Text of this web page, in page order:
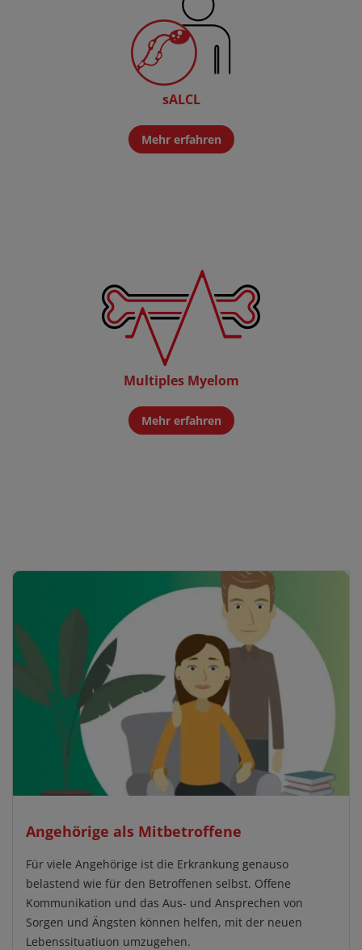
sALCL
Mehr erfahren
Multiples Myelom
Mehr erfahren
Angehörige als Mitbetroffene
Für viele Angehörige ist die Erkrankung genauso
belastend wie für den Betroffenen selbst. Offene
Kommunikation und das Aus- und Ansprechen von
Sorgen und Ängsten können helfen, mit der neuen
Lebenssituatiuon umzugehen.